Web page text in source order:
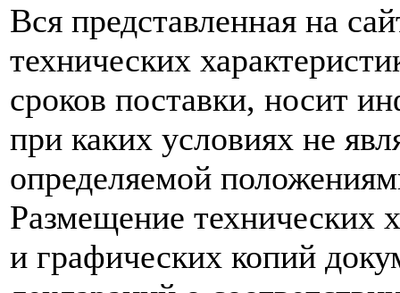
Вся представленная на
технических
сроков поставки, носит
при каких условиях не
определяемой
Размещение технических
и графических копий